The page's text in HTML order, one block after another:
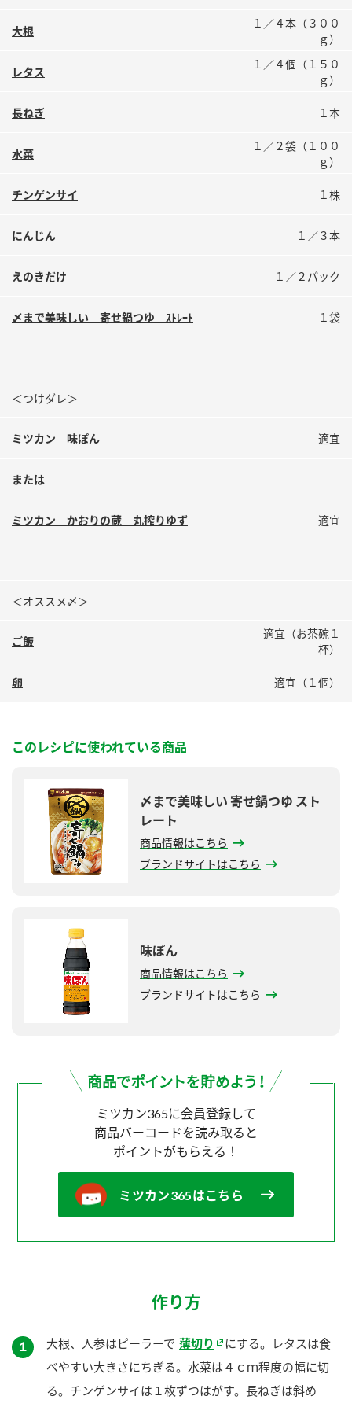
業務用サイト 製造所固有記号一覧
大根
１／４本（３００
ｇ）
レタス
１／４個（１５０
ｇ）
長ねぎ １本
水菜
１／２袋（１００
ｇ）
チンゲンサイ １株
にんじん １／３本
えのきだけ １／２パック
〆まで美味しい 寄せ鍋つゆ ｽﾄﾚｰﾄ １袋
＜つけダレ＞
ミツカン 味ぽん 適宜
または
ミツカン かおりの蔵 丸搾りゆず 適宜
＜オススメ〆＞
ご飯
適宜（お茶碗１
杯）
卵 適宜（１個）
このレシピに使われている商品
〆まで美味しい 寄せ鍋つゆ スト
レート
商品情報はこちら
ブランドサイトはこちら
味ぽん
商品情報はこちら
ブランドサイトはこちら
ミツカン365に会員登録して
商品バーコードを読み取ると
ポイントがもらえる！
ミツカン365はこちら
作り方
１ 大根、人参はピーラーで 薄切り
にする。レタスは食
べやすい大きさにちぎる。水菜は４ｃｍ程度の幅に切
る。チンゲンサイは１枚ずつはがす。長ねぎは斜め